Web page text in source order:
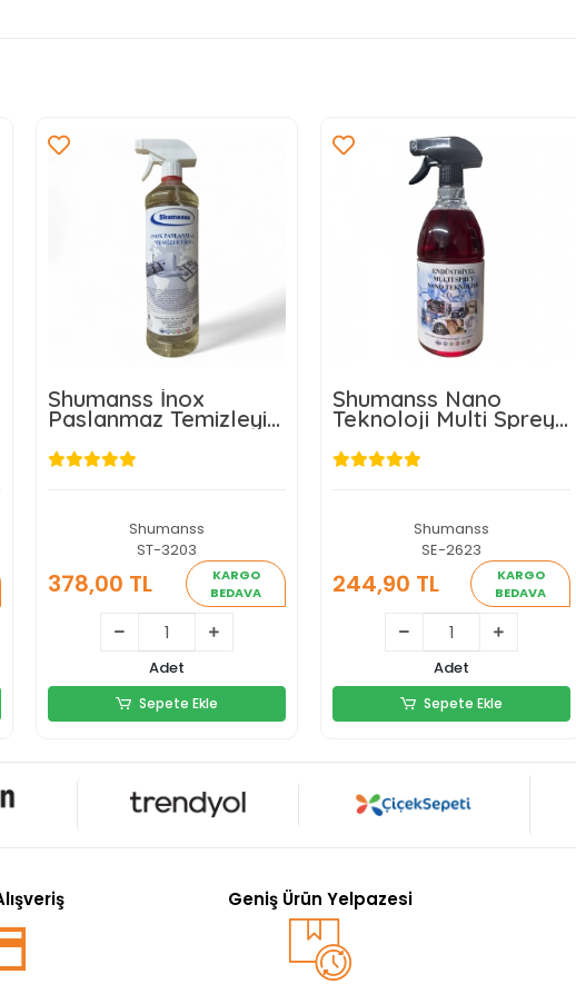
Shumanss İnox
Paslanmaz Temizleyici
Shumanss
ST-3203
378,00 TL
KARGO
BEDAVA
378,00 TL
Sepete Ekle
Adet
Sepete Ekle
Shumanss Nano
Teknoloji Multi Sprey
Temizleyici 1 Lt
Shumanss
SE-2623
244,90 TL
KARGO
BEDAVA
244,90 TL
Sepete Ekle
Adet
Sepete Ekle
Geniş Ürün Yelpazesi